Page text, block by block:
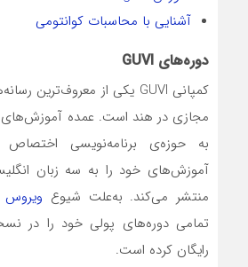
آشنایی با محاسبات کوانتومی
دوره‌های GUVI
کمپانی GUVI یکی از معروف‌ترین رسانه‌های دیجیتال
مجازی در هند است. عمده‌ آموزش‌های
به حوزه‌ی برنامه‌نویسی اختصاص
آموزش‌های خود را به سه زبان
منتشر می‌کند. به‌علت شیوع ویروس
تمامی دوره‌های پولی خود را در
رایگان کرده است.